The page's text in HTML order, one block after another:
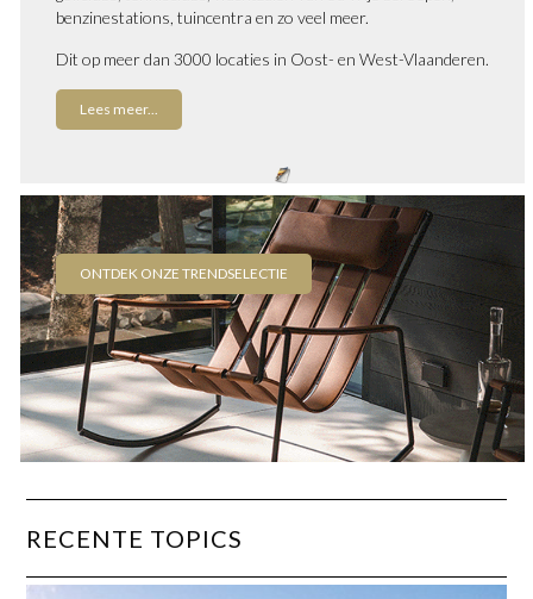
benzinestations, tuincentra en zo veel meer.
Dit op meer dan 3000 locaties in Oost- en West-Vlaanderen.
Lees meer...
ONTDEK ONZE TRENDSELECTIE
RECENTE TOPICS